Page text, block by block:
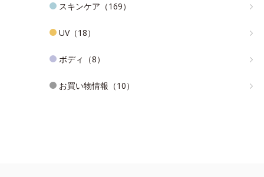
スキンケア（169）
UV（18）
ボディ（8）
お買い物情報（10）